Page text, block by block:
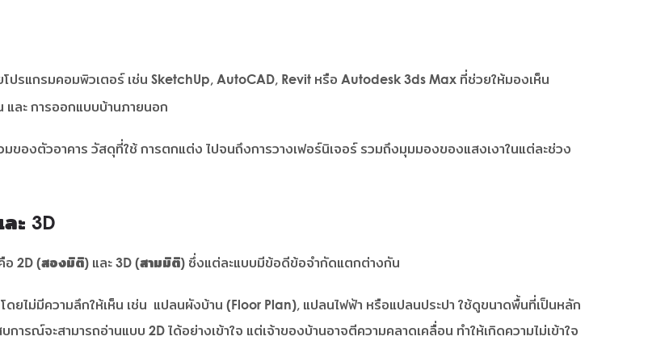
ปรแกรมคอมพิวเตอร์ เช่น SketchUp, AutoCAD, Revit หรือ Autodesk 3ds Max ที่ช่วยให้มองเห็น
ละ การออกแบบบ้านภายนอก
ของตัวอาคาร วัสดุที่ใช้ การตกแต่ง ไปจนถึงการวางเฟอร์นิเจอร์ รวมถึงมุมมองของแสงเงาในแต่ละช่วง
ะ 3D
อ 2D (สองมิติ) และ 3D (สามมิติ) ซึ่งแต่ละแบบมีข้อดีข้อจำกัดแตกต่างกัน
ยไม่มีความลึกให้เห็น เช่น แปลนผังบ้าน (Floor Plan), แปลนไฟฟ้า หรือแปลนประปา ใช้ดูขนาดพื้นที่เป็นหลัก
ารณ์จะสามารถอ่านแบบ 2D ได้อย่างเข้าใจ แต่เจ้าของบ้านอาจตีความคลาดเคลื่อน ทำให้เกิดความไม่เข้าใจ